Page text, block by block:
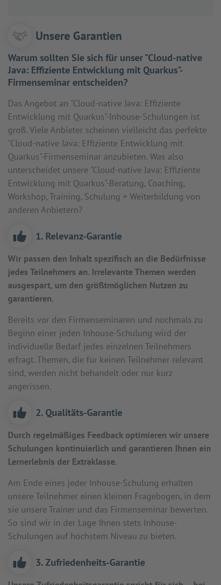
Unsere Garantien
Warum sollten Sie sich für unser "Cloud-native
Java: Effiziente Entwicklung mit Quarkus"-
Firmenseminar entscheiden?
Das Angebot an "Cloud-native Java: Effiziente
Entwicklung mit Quarkus"-Inhouse-Schulungen ist
groß. Viele Anbieter scheinen vielleicht das perfekte
"Cloud-native Java: Effiziente Entwicklung mit
Quarkus"-Firmenseminar anzubieten. Was also
unterscheidet unsere "Cloud-native Java: Effiziente
Entwicklung mit Quarkus"-Beratung, Coaching,
Workshop, Training, Schulung + Weiterbildung von
anderen Anbietern?
1. Relevanz-Garantie
Wir passen den Inhalt spezifisch an die Bedürfnisse
jedes Teilnehmers an. Irrelevante Themen werden
ausgespart, um den größtmöglichen Nutzen zu
garantieren.
Bereits vor den Firmenseminaren und nochmals zu
Beginn einer jeden Inhouse-Schulung wird der
individuelle Bedarf jedes einzelnen Teilnehmers
erfragt. Themen, die für keinen Teilnehmer relevant
sind, werden nicht behandelt oder nur kurz
angerissen.
2. Qualitäts-Garantie
Durch regelmäßiges Feedback optimieren wir unsere
Schulungen kontinuierlich und garantieren Ihnen ein
Lernerlebnis der Extraklasse.
Am Ende eines jeder Inhouse-Schulung erhalten
unsere Teilnehmer einen kleinen Fragebogen, in dem
sie unsere Trainer und das Firmenseminar bewerten.
So sind wir in der Lage Ihnen stets Inhouse-
Schulungen auf höchstem Niveau zu bieten.
3. Zufriedenheits-Garantie